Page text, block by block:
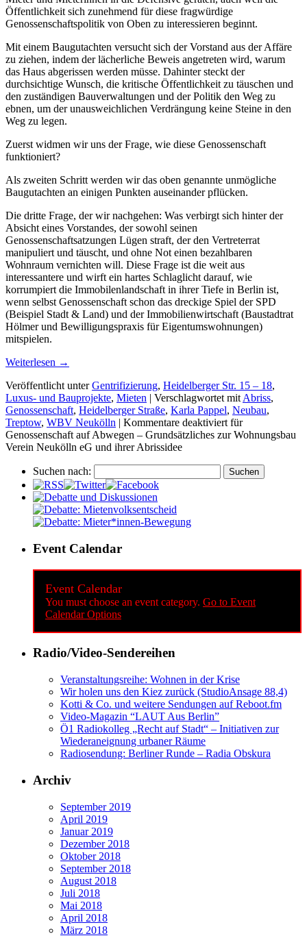
Öffentlichkeit sich zunehmend für diese fragwürdige
Genossenschaftspolitik von Oben zu interessieren beginnt.
Mit einem Baugutachten versucht sich der Vorstand aus der Affäre
zu ziehen, indem der lächerliche Beweis angetreten wird, warum
das Haus abgerissen werden müsse. Dahinter steckt der
durchsichtige Wunsch, die kritische Öffentlichkeit zu täuschen und
den zuständigen Bauverwaltungen und der Politik den Weg zu
ebnen, um der unausweichlichen Verdrängung keine Steine in den
Weg zu legen.
Zuerst widmen wir uns der Frage, wie diese Genossenschaft
funktioniert?
Als zweiten Schritt werden wir das oben genannte unmögliche
Baugutachten an einigen Punkten auseinander pflücken.
Die dritte Frage, der wir nachgehen: Was verbirgt sich hinter der
Absicht eines Vorstandes, der sowohl seinen
Genossenschaftsatzungen Lügen straft, der den Vertreterrat
manipuliert und täuscht, und ohne Not einen bezahlbaren
Wohnraum vernichten will. Diese Frage ist die weit aus
interessantere und wirft ein hartes Schlaglicht darauf, wie
korrumpiert die Immobilenlandschaft in ihrer Tiefe in Berlin ist,
wenn selbst Genossenschaft schon das dreckige Spiel der SPD
(Beispiel Stadt & Land) und der Immobilienwirtschaft (Baustadtrat
Hölmer und Bewilligungspraxis für Eigentumswohnungen)
mitspielen.
Weiterlesen →
Veröffentlicht unter Gentrifizierung, Heidelberger Str. 15 – 18,
Luxus- und Bauprojekte, Mieten | Verschlagwortet mit Abriss,
Genossenschaft, Heidelberger Straße, Karla Pappel, Neubau,
Treptow, WBV Neukölln | Kommentare deaktiviert für
Genossenschaft auf Abwegen – Grundsätzliches zur Wohnungsbau
Verein Neukölln eG und ihrer Abrissidee
Suchen nach:
Event Calendar
Event Calendar
You must choose an event category. Go to Event
Calendar Options
Radio/Video-Sendereihen
Veranstaltungsreihe: Wohnen in der Krise
Wir holen uns den Kiez zurück (StudioAnsage 88,4)
Kotti & Co. und weitere Sendungen auf Reboot.fm
Video-Magazin “LAUT Aus Berlin”
Ö1 Radiokolleg „Recht auf Stadt“ – Initiativen zur
Wiederaneignung urbaner Räume
Radiosendung: Berliner Runde – Radia Obskura
Archiv
September 2019
April 2019
Januar 2019
Dezember 2018
Oktober 2018
September 2018
August 2018
Juli 2018
Mai 2018
April 2018
März 2018